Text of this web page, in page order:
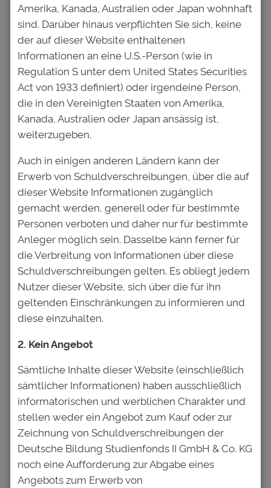
Zeit bleiben für die fachlichen Interessen und
die persönliche Entwicklung. Wenn das bei
einem zu hohen Arbeitspensum im Nebenjob
auf der Strecke bleibt, ist es sinnvoll, auch
andere Finanzierungsquellen zu prüfen.“
Um Studenten ein Bewusstsein für ihre
Einnahmen und Ausgaben zu vermitteln, ist
unterwww.deutsche-
bildung.de/studienfinanzierung
Tool freigeschaltet. „Neben der einfachen
Rechenfunktion, die klar beziffert, ob am
Monatsende Geld über ist oder fehlt, bietet
das Tool vor allem einen Überblick über alle
Posten, die im Studium anfallen können“, sagt
Hofmann. „Erfahrungsgemäß haben junge
Menschen oft noch kein gutes Gefühl für
Finanzen. Plötzlich überrascht der fällige
Semesterbeitrag oder die
Krankenversicherung, die ab 25 nicht mehr
über die Familie läuft“.
Neben den Ausgaben listet der
Finanzierungsquellen auf, die für das Studium
möglich sind. „Ziel des Bedarfsrechners ist es,
sich mit der eigenen Studienfinanzierung
auseinanderzusetzen, sämtliche Kosten zu
bedenken und einen realistischen
Finanzierungsplan aufzustellen.“
Amerika, Kanada, Australien oder Japan wohnhaft
sind. Darüber hinaus verpflichten Sie sich, keine
der auf dieser Website enthaltenen
Informationen an eine U.S.-Person (wie in
Regulation S unter dem United States Securities
Act von 1933 definiert) oder irgendeine Person,
die in den Vereinigten Staaten von Amerika,
Kanada, Australien oder Japan ansässig ist,
weiterzugeben.
Auch in einigen anderen Ländern kann der
Erwerb von Schuldverschreibungen, über die auf
dieser Website Informationen zugänglich
gemacht werden, generell oder für bestimmte
Personen verboten und daher nur für bestimmte
Anleger möglich sein. Dasselbe kann ferner für
die Verbreitung von Informationen über diese
Schuldverschreibungen gelten. Es obliegt jedem
Nutzer dieser Website, sich über die für ihn
geltenden Einschränkungen zu informieren und
diese einzuhalten.
2. Kein Angebot
Sämtliche Inhalte dieser Website (einschließlich
sämtlicher Informationen) haben ausschließlich
informatorischen und werblichen Charakter und
stellen weder ein Angebot zum Kauf oder zur
Zeichnung von Schuldverschreibungen der
Deutsche Bildung Studienfonds II GmbH & Co. KG
noch eine Aufforderung zur Abgabe eines
Angebots zum Erwerb von